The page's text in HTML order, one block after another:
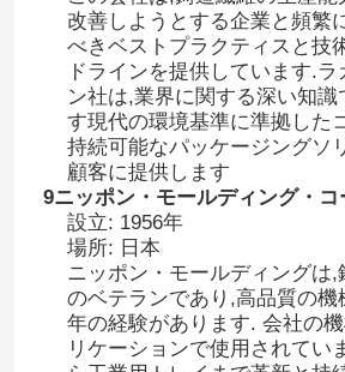
改善しようとする企業と頻繁
べきベストプラクティスと技
ドラインを提供しています.ラ
ン社は,業界に関する深い知識
す現代の環境基準に準拠した
持続可能なパッケージングソ
顧客に提供します
9ニッポン・モールディング・
設立: 1956年
場所: 日本
ニッポン・モールディングは,
のベテランであり,高品質の機
年の経験があります. 会社の
リケーションで使用されてい